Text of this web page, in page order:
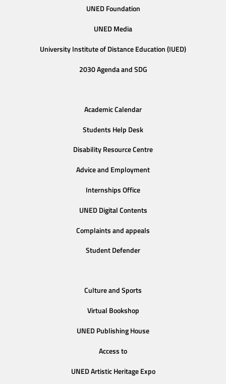
UNED Foundation
UNED Media
University Institute of Distance Education (IUED)
2030 Agenda and SDG
Academic Calendar
Students Help Desk
Disability Resource Centre
Advice and Employment
Internships Office
UNED Digital Contents
Complaints and appeals
Student Defender
Culture and Sports
Virtual Bookshop
UNED Publishing House
Access to
UNED Artistic Heritage Expo